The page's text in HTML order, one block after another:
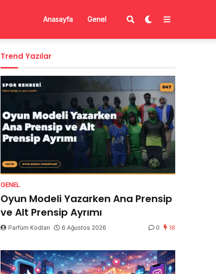
Anasayfa Genel
Trend Yazılar
GENEL
Oyun Modeli Yazarken Ana Prensip
ve Alt Prensip Ayrımı
Parfüm Kodları 6 Ağustos 2026 0 18